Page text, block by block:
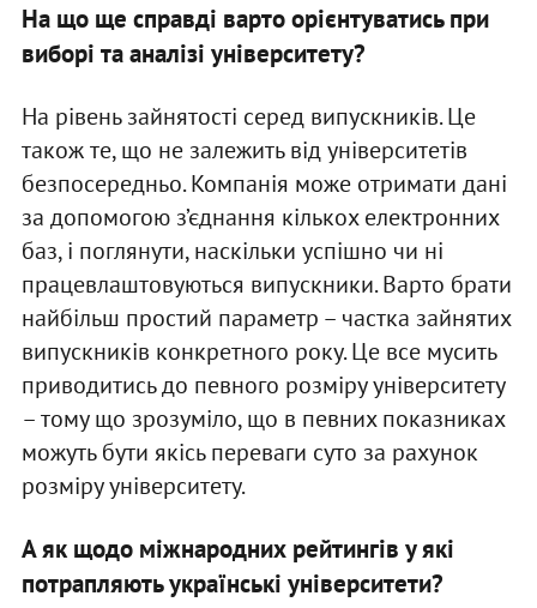
На що ще справді варто орієнтуватись при
виборі та аналізі університету?
На рівень зайнятості серед випускників. Це
також те, що не залежить від університетів
безпосередньо. Компанія може отримати дані
за допомогою з’єднання кількох електронних
баз, і поглянути, наскільки успішно чи ні
працевлаштовуються випускники. Варто брати
найбільш простий параметр – частка зайнятих
випускників конкретного року. Це все мусить
приводитись до певного розміру університету
– тому що зрозуміло, що в певних показниках
можуть бути якісь переваги суто за рахунок
розміру університету.
А як щодо міжнародних рейтингів у які
потрапляють українські університети?